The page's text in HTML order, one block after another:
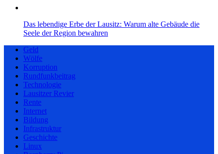
Das lebendige Erbe der Lausitz: Warum alte Gebäude die
Seele der Region bewahren
Geld
Wölfe
Korruption
Rundfunkbeitrag
Technologie
Lausitzer Revier
Rente
Internet
Bildung
Infrastruktur
Geschichte
Linux